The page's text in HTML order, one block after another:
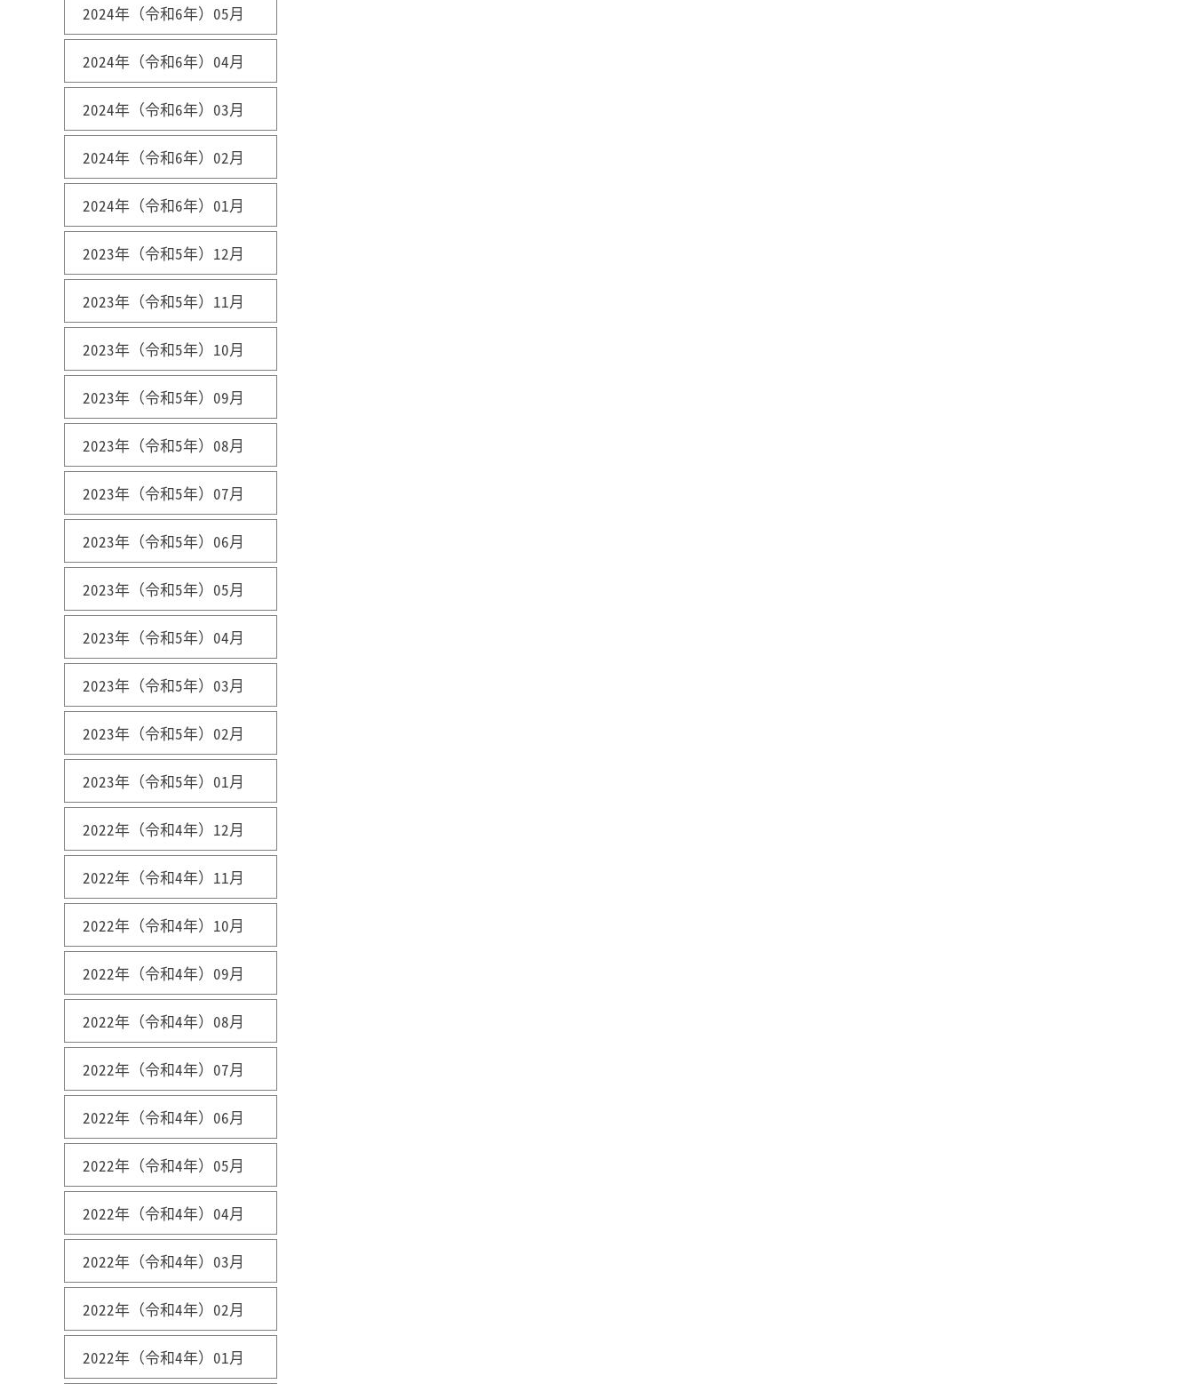
2024年（令和6年）05月
2024年（令和6年）04月
2024年（令和6年）03月
2024年（令和6年）02月
2024年（令和6年）01月
2023年（令和5年）12月
2023年（令和5年）11月
2023年（令和5年）10月
2023年（令和5年）09月
2023年（令和5年）08月
2023年（令和5年）07月
2023年（令和5年）06月
2023年（令和5年）05月
2023年（令和5年）04月
2023年（令和5年）03月
2023年（令和5年）02月
2023年（令和5年）01月
2022年（令和4年）12月
2022年（令和4年）11月
2022年（令和4年）10月
2022年（令和4年）09月
2022年（令和4年）08月
2022年（令和4年）07月
2022年（令和4年）06月
2022年（令和4年）05月
2022年（令和4年）04月
2022年（令和4年）03月
2022年（令和4年）02月
2022年（令和4年）01月